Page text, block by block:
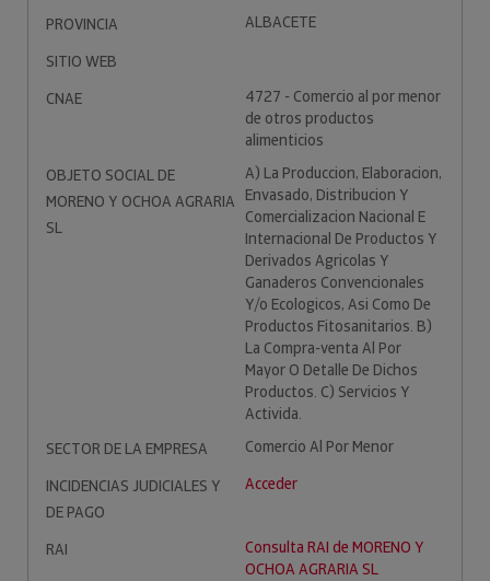
PROVINCIA
ALBACETE
SITIO WEB
CNAE
4727 - Comercio al por menor
de otros productos
alimenticios
OBJETO SOCIAL DE
MORENO Y OCHOA AGRARIA
SL
A) La Produccion, Elaboracion,
Envasado, Distribucion Y
Comercializacion Nacional E
Internacional De Productos Y
Derivados Agricolas Y
Ganaderos Convencionales
Y/o Ecologicos, Asi Como De
Productos Fitosanitarios. B)
La Compra-venta Al Por
Mayor O Detalle De Dichos
Productos. C) Servicios Y
Activida.
SECTOR DE LA EMPRESA
Comercio Al Por Menor
INCIDENCIAS JUDICIALES Y
DE PAGO
Acceder
RAI
Consulta RAI de MORENO Y
OCHOA AGRARIA SL